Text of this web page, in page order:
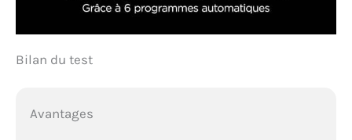
Bilan du test
Avantages